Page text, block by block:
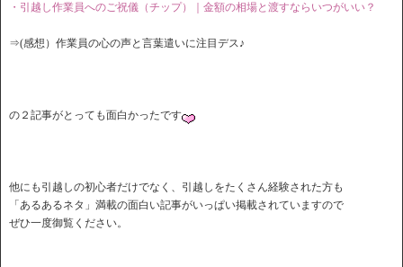
・引越し作業員へのご祝儀（チップ）｜金額の相場と渡すならいつがいい？
⇒(感想）作業員の心の声と言葉遣いに注目デス♪
の２記事がとっても面白かったです
他にも引越しの初心者だけでなく、引越しをたくさん経験された方も
「あるあるネタ」満載の面白い記事がいっぱい掲載されていますので
ぜひ一度御覧ください。